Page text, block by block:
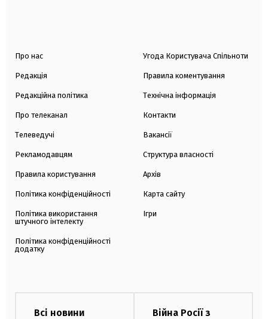
Про нас
Редакція
Редакційна політика
Про телеканал
Телеведучі
Рекламодавцям
Правила користування
Політика конфіденційності
Політика використання
штучного інтелекту
Політика конфіденційності
додатку
Угода Користувача Спільноти
Правила коментування
Технічна інформація
Контакти
Вакансії
Структура власності
Архів
Карта сайту
Ігри
Всі новини
Війна Росії з